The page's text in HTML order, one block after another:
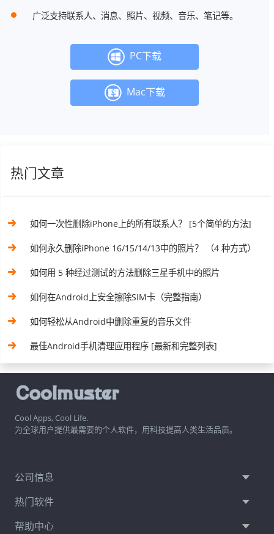
广泛支持联系人、消息、照片、视频、音乐、笔记等。
PC下载
Mac下载
热门文章
如何一次性删除iPhone上的所有联系人？ [5个简单的方法]
如何永久删除iPhone 16/15/14/13中的照片？ （4 种方式）
如何用 5 种经过测试的方法删除三星手机中的照片
如何在Android上安全擦除SIM卡（完整指南）
如何轻松从Android中删除重复的音乐文件
最佳Android手机清理应用程序 [最新和完整列表]
Cool Apps, Cool Life.
为全球用户提供最需要的个人软件，用科技提高人类生活品质。
公司信息
热门软件
帮助中心